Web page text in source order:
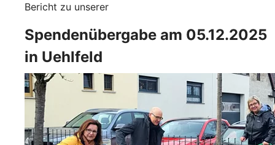
Bericht zu unserer
Spendenübergabe am 05.12.2025
in Uehlfeld